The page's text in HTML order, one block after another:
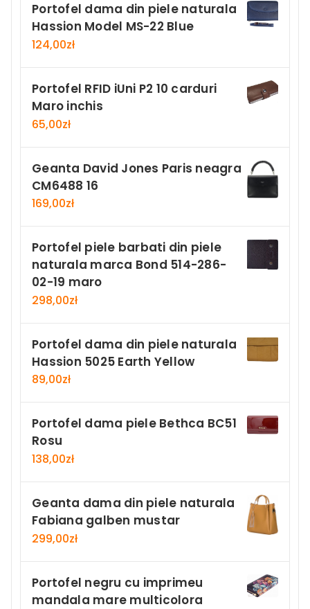
Portofel dama din piele naturala
Hassion Model MS-22 Blue
124,00zł
Portofel RFID iUni P2 10 carduri
Maro inchis
65,00zł
Geanta David Jones Paris neagra
CM6488 16
169,00zł
Portofel piele barbati din piele
naturala marca Bond 514-286-
02-19 maro
298,00zł
Portofel dama din piele naturala
Hassion 5025 Earth Yellow
89,00zł
Portofel dama piele Bethca BC51
Rosu
138,00zł
Geanta dama din piele naturala
Fabiana galben mustar
299,00zł
Portofel negru cu imprimeu
mandala mare multicolora